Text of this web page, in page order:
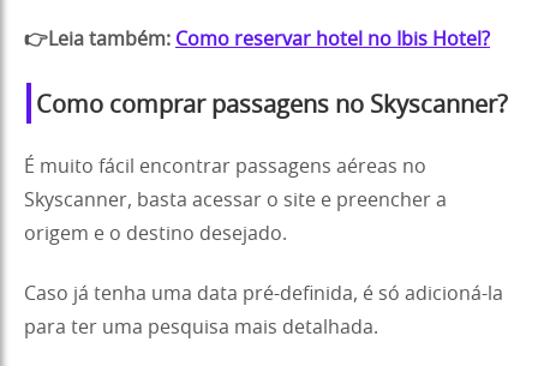
👉Leia também: Como reservar hotel no Ibis Hotel?
Como comprar passagens no Skyscanner?
É muito fácil encontrar passagens aéreas no
Skyscanner, basta acessar o site e preencher a
origem e o destino desejado.
Caso já tenha uma data pré-definida, é só adicioná-la
para ter uma pesquisa mais detalhada.